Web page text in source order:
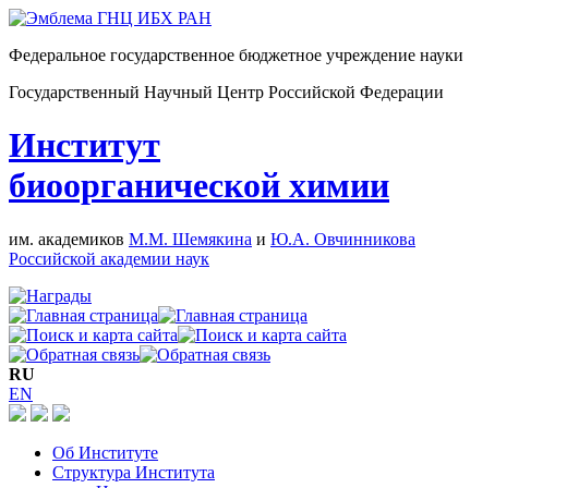
Федеральное государственное бюджетное учреждение науки
Государственный Научный Центр Российской Федерации
Институт
биоорганической химии
им. академиков М.М. Шемякина и Ю.А. Овчинникова
Российской академии наук
RU
EN
Об Институте
Структура Института